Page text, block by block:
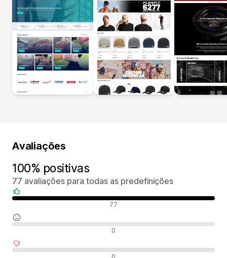
Avaliações
100% positivas
77 avaliações para todas as predefinições
Avaliações positivas 77
Avaliações neutras 0
Avaliações negativas 0